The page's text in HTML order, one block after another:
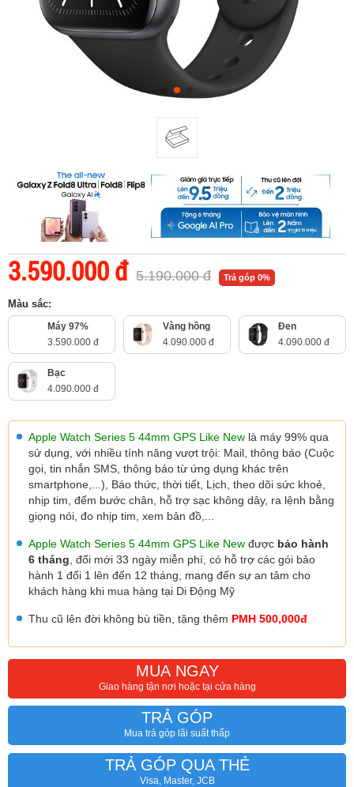
3.590.000 đ 5.190.000 đ Trả góp 0%
Màu sắc:
Máy 97%
3.590.000 đ
Vàng hồng
4.090.000 đ
Đen
4.090.000 đ
Bạc
4.090.000 đ
Apple Watch Series 5 44mm GPS Like New là máy 99% qua
sử dụng, với nhiều tính năng vượt trội: Mail, thông báo (Cuộc
gọi, tin nhắn SMS, thông báo từ ứng dụng khác trên
smartphone,...), Báo thức, thời tiết, Lịch, theo dõi sức khoẻ,
nhịp tim, đếm bước chân, hỗ trợ sạc không dây, ra lệnh bằng
giọng nói, đo nhịp tim, xem bản đồ,...
Apple Watch Series 5 44mm GPS Like New được bảo hành
6 tháng , đổi mới 33 ngày miễn phí, có hỗ trợ các gói bảo
hành 1 đổi 1 lên đến 12 tháng, mang đến sự an tâm cho
khách hàng khi mua hàng tại Di Động Mỹ
Thu cũ lên đời không bù tiền, tặng thêm PMH 500,000đ
MUA NGAY
Giao hàng tận nơi hoặc tại cửa hàng
TRẢ GÓP
Mua trả góp lãi suất thấp
TRẢ GÓP QUA THẺ
Visa, Master, JCB